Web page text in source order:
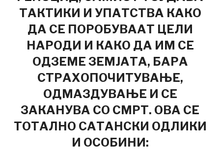
ТАКТИКИ И УПАТСТВА КАКО
ДА СЕ ПОРОБУВААТ ЦЕЛИ
НАРОДИ И КАКО ДА ИМ СЕ
ОДЗЕМЕ ЗЕМЈАТА, БАРА
СТРАХОПОЧИТУВАЊЕ,
ОДМАЗДУВАЊЕ И СЕ
ЗАКАНУВА СО СМРТ. ОВА СЕ
ТОТАЛНО САТАНСКИ ОДЛИКИ
И ОСОБИНИ: